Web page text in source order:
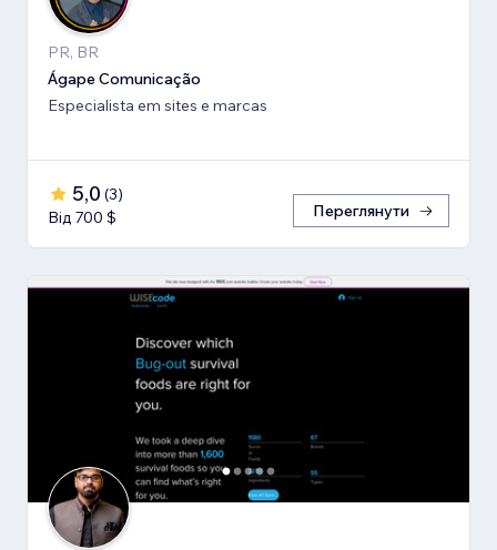
PR, BR
Ágape Comunicação
Especialista em sites e marcas
5,0 (3)
Від 700 $
Переглянути